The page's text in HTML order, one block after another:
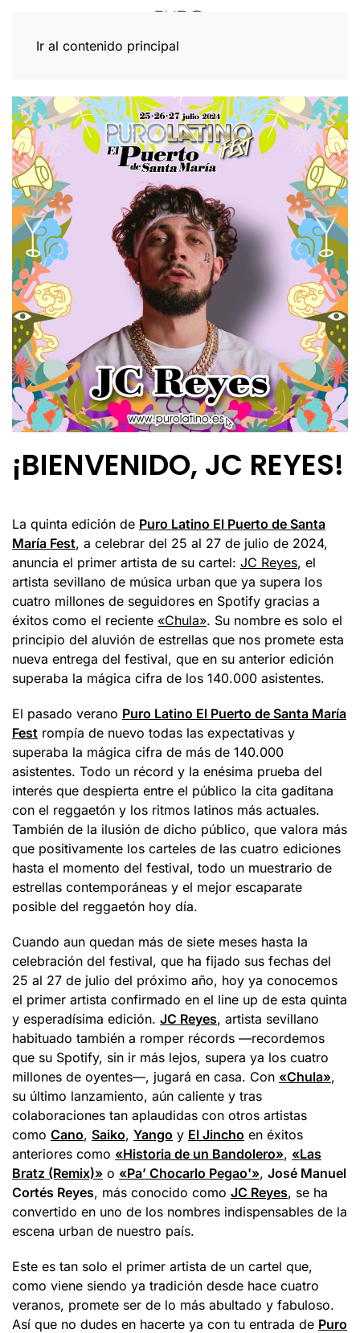
Ir al contenido principal
¡BIENVENIDO, JC REYES!
La quinta edición de Puro Latino El Puerto de Santa
María Fest, a celebrar del 25 al 27 de julio de 2024,
anuncia el primer artista de su cartel: JC Reyes, el
artista sevillano de música urban que ya supera los
cuatro millones de seguidores en Spotify gracias a
éxitos como el reciente «Chula». Su nombre es solo el
principio del aluvión de estrellas que nos promete esta
nueva entrega del festival, que en su anterior edición
superaba la mágica cifra de los 140.000 asistentes.
El pasado verano Puro Latino El Puerto de Santa María
Fest rompía de nuevo todas las expectativas y
superaba la mágica cifra de más de 140.000
asistentes. Todo un récord y la enésima prueba del
interés que despierta entre el público la cita gaditana
con el reggaetón y los ritmos latinos más actuales.
También de la ilusión de dicho público, que valora más
que positivamente los carteles de las cuatro ediciones
hasta el momento del festival, todo un muestrario de
estrellas contemporáneas y el mejor escaparate
posible del reggaetón hoy día.
Cuando aun quedan más de siete meses hasta la
celebración del festival, que ha fijado sus fechas del
25 al 27 de julio del próximo año, hoy ya conocemos
el primer artista confirmado en el line up de esta quinta
y esperadísima edición. JC Reyes, artista sevillano
habituado también a romper récords —recordemos
que su Spotify, sin ir más lejos, supera ya los cuatro
millones de oyentes—, jugará en casa. Con «Chula»,
su último lanzamiento, aún caliente y tras
colaboraciones tan aplaudidas con otros artistas
como Cano, Saiko, Yango y El Jincho en éxitos
anteriores como «Historia de un Bandolero», «Las
Bratz (Remix)» o «Pa’ Chocarlo Pegao'», José Manuel
Cortés Reyes, más conocido como JC Reyes, se ha
convertido en uno de los nombres indispensables de la
escena urban de nuestro país.
Este es tan solo el primer artista de un cartel que,
como viene siendo ya tradición desde hace cuatro
veranos, promete ser de lo más abultado y fabuloso.
Así que no dudes en hacerte ya con tu entrada de Puro